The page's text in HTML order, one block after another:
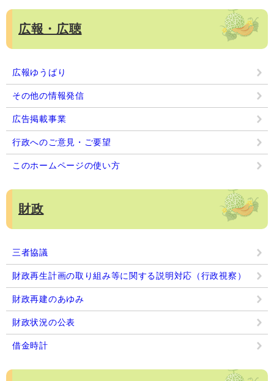
広報・広聴
広報ゆうばり
その他の情報発信
広告掲載事業
行政へのご意見・ご要望
このホームページの使い方
財政
三者協議
財政再生計画の取り組み等に関する説明対応（行政視察）
財政再建のあゆみ
財政状況の公表
借金時計